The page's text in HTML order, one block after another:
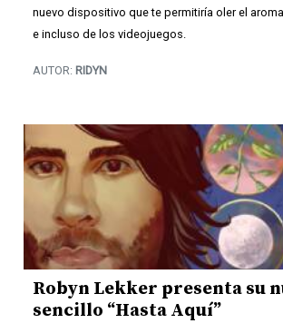
nuevo dispositivo que te permitiría oler el
e incluso de los videojuegos.
AUTOR: RIDYN
Robyn Lekker presenta su
sencillo “Hasta Aquí”